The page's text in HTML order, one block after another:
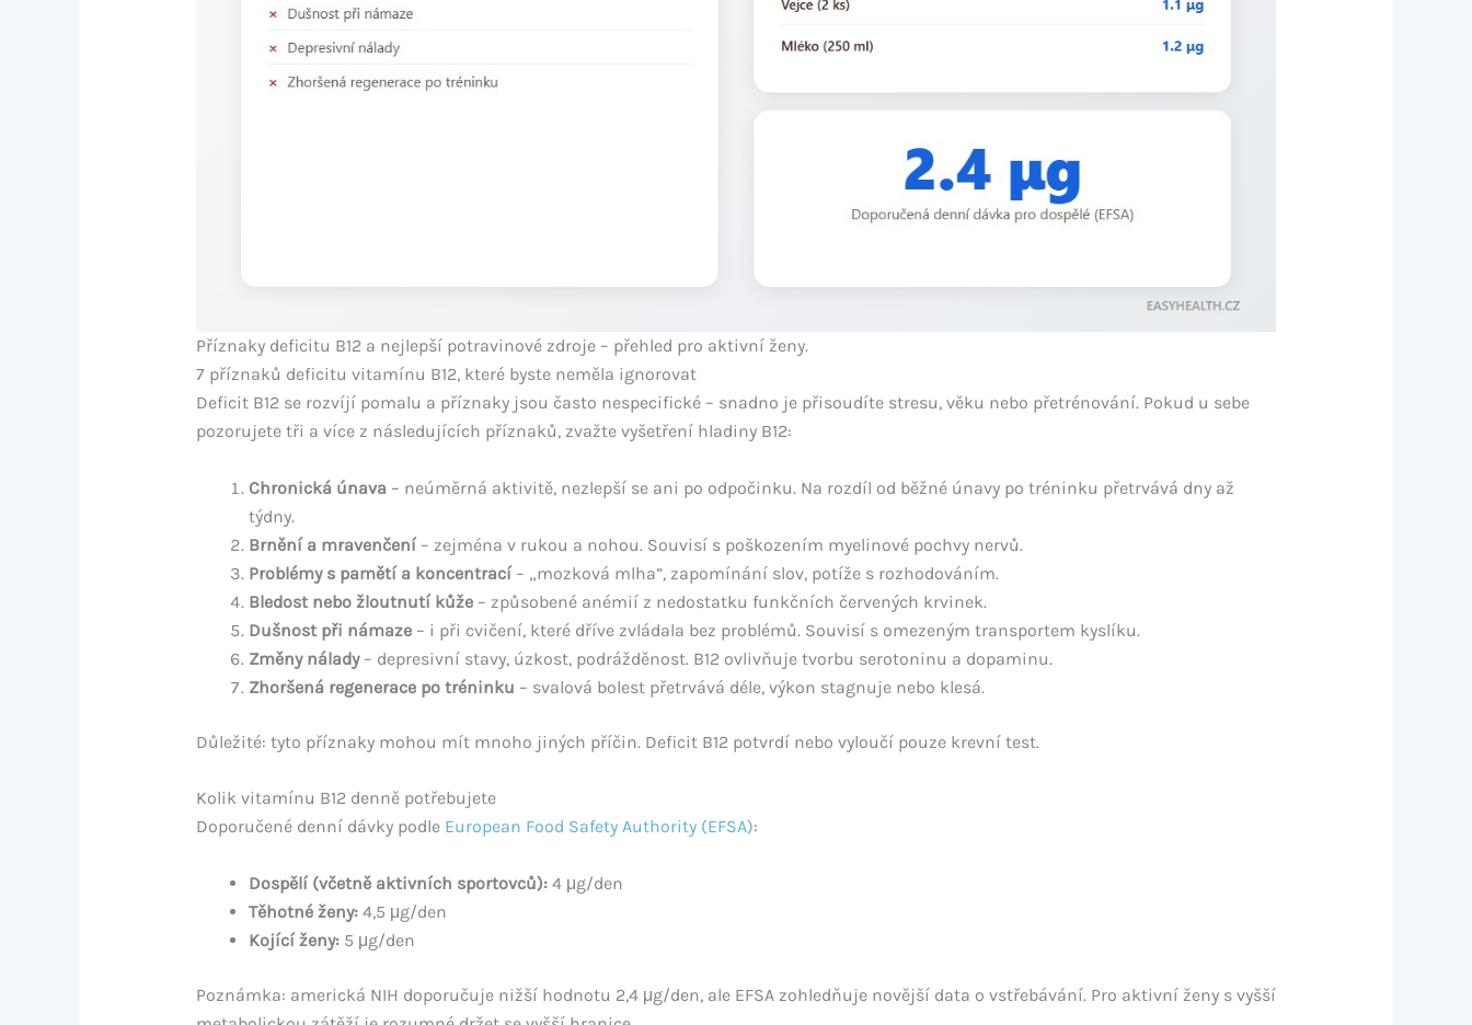
Příznaky deficitu B12 a nejlepší potravinové zdroje – přehled pro aktivní ženy.
7 příznaků deficitu vitamínu B12, které byste neměla ignorovat
Deficit B12 se rozvíjí pomalu a příznaky jsou často nespecifické – snadno je přisoudíte stresu, věku nebo přetrénování. Pokud u sebe
pozorujete tři a více z následujících příznaků, zvažte vyšetření hladiny B12:
Chronická únava – neúměrná aktivitě, nezlepší se ani po odpočinku. Na rozdíl od běžné únavy po tréninku přetrvává dny až
týdny.
Brnění a mravenčení– zejména v rukou a nohou. Souvisí s poškozením myelinové pochvy nervů.
Problémy s pamětí a koncentrací– „mozková mlha”, zapomínání slov, potíže s rozhodováním.
Bledost nebo žloutnutí kůže– způsobené anémií z nedostatku funkčních červených krvinek.
Dušnost při námaze– i při cvičení, které dříve zvládala bez problémů. Souvisí s omezeným transportem kyslíku.
Změny nálady– depresivní stavy, úzkost, podrážděnost. B12 ovlivňuje tvorbu serotoninu a dopaminu.
Zhoršená regenerace po tréninku – svalová bolest přetrvává déle, výkon stagnuje nebo klesá.
Důležité: tyto příznaky mohou mít mnoho jiných příčin. Deficit B12 potvrdí nebo vyloučí pouze krevní test.
Kolik vitamínu B12 denně potřebujete
Doporučené denní dávky podle European Food Safety Authority (EFSA):
Dospělí (včetně aktivních sportovců):4 μg/den
Těhotné ženy:4,5 μg/den
Kojící ženy:5 μg/den
Poznámka: americká NIH doporučuje nižší hodnotu 2,4 μg/den, ale EFSA zohledňuje novější data o vstřebávání. Pro aktivní ženy s vyšší